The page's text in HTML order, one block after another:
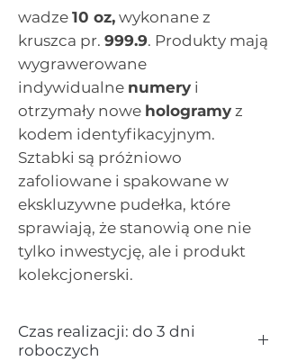
wadze 10 oz, wykonane z
kruszca pr. 999.9. Produkty mają
wygrawerowane
indywidualne numery i
otrzymały nowe hologramy z
kodem identyfikacyjnym.
Sztabki są próżniowo
zafoliowane i spakowane w
ekskluzywne pudełka, które
sprawiają, że stanowią one nie
tylko inwestycję, ale i produkt
kolekcjonerski.
Czas realizacji: do 3 dni
roboczych